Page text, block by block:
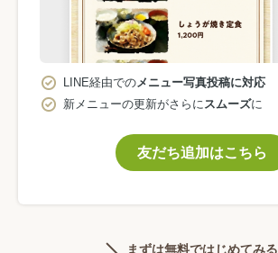
LINE経由での メニュー写真投稿に対応
新メニューの更新がさらに スムーズに
友だち追加はこちら
まずは無料ではじめてみる